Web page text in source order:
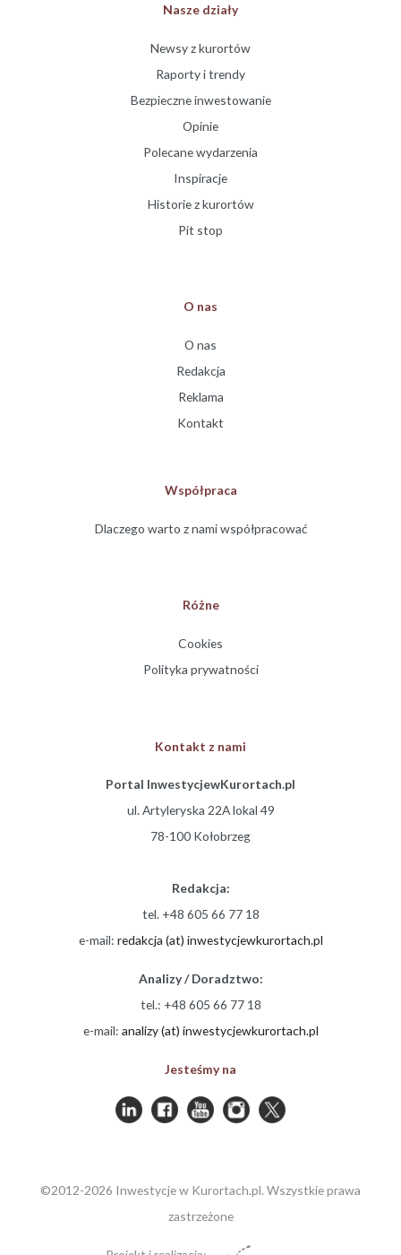
Nasze działy
Newsy z kurortów
Raporty i trendy
Bezpieczne inwestowanie
Opinie
Polecane wydarzenia
Inspiracje
Historie z kurortów
Pit stop
O nas
O nas
Redakcja
Reklama
Kontakt
Współpraca
Dlaczego warto z nami współpracować
Różne
Cookies
Polityka prywatności
Kontakt z nami
Portal InwestycjewKurortach.pl
ul. Artyleryska 22A lokal 49
78-100 Kołobrzeg
Redakcja:
tel. +48 605 66 77 18
e-mail: redakcja (at) inwestycjewkurortach.pl
Analizy / Doradztwo:
tel.: +48 605 66 77 18
e-mail: analizy (at) inwestycjewkurortach.pl
Jesteśmy na
©2012-2026 Inwestycje w Kurortach.pl. Wszystkie prawa
zastrzeżone